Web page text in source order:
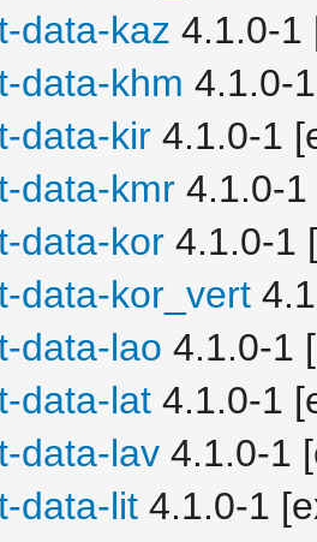
data-kaz 4.1.0-1
data-khm 4.1.0-
data-kir4.1.0-1
data-kmr4.1.0-1
data-kor4.1.0-1
data-kor_vert
data-lao 4.1.0-1
data-lat4.1.0-1
data-lav4.1.0-1
data-lit4.1.0-1